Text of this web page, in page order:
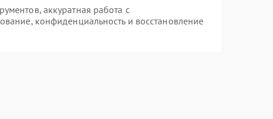
аккуратная работа с
конфиденциальность и восстановление